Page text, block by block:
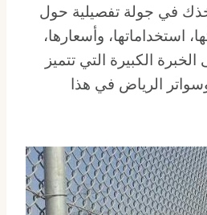
في جولة تفصيلية حول
استخداماتها، وأسعارها،
الكبيرة التي تتميز
الرياض في هذا